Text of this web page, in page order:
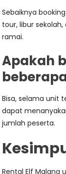
Sebaiknya
tour, libur
ramai.
Apakah
Bisa, selama unit
dapat
jumlah peserta.
Rental Elf